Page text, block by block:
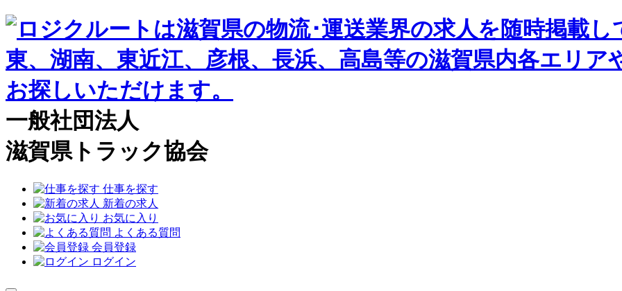
一般社団法人
滋賀県トラック協会
仕事を探す
新着の求人
お気に入り
よくある質問
会員登録
ログイン